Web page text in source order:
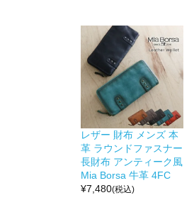
レザー 財布 メンズ 本
革 ラウンドファスナー
長財布 アンティーク風
Mia Borsa 牛革 4FC
¥7,480(税込)